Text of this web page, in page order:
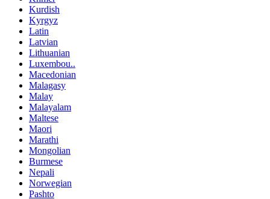
Kurdish
Kyrgyz
Latin
Latvian
Lithuanian
Luxembou..
Macedonian
Malagasy
Malay
Malayalam
Maltese
Maori
Marathi
Mongolian
Burmese
Nepali
Norwegian
Pashto